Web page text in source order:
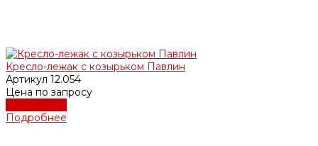
Кресло-лежак с козырьком Павлин
Артикул 12.054
Цена по запросу
Подробнее